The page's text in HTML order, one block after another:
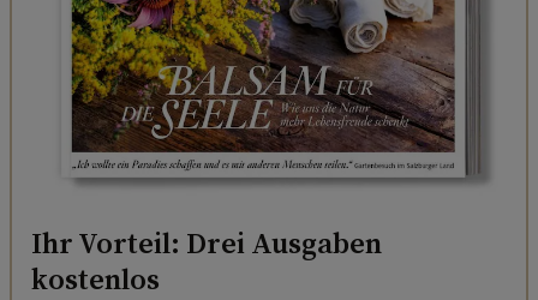
Ihr Vorteil: Drei Ausgaben
kostenlos